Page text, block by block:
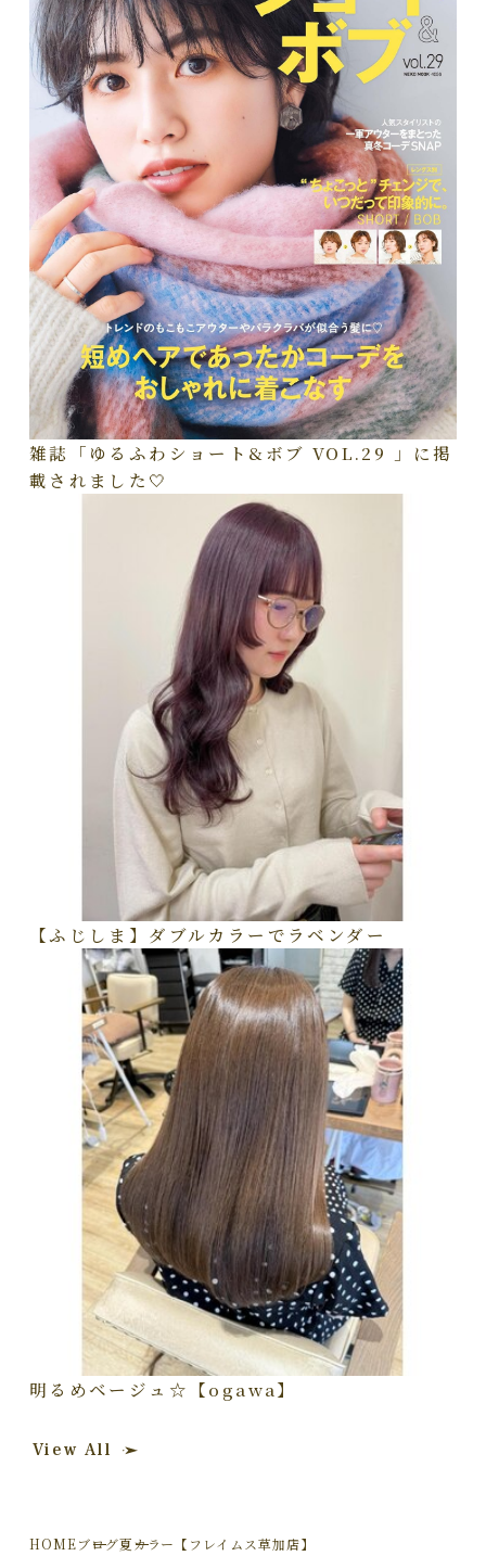
雑誌「ゆるふわショート&ボブ VOL.29 」に掲
載されました🤍
【ふじしま】ダブルカラーでラベンダー
明るめベージュ☆【ogawa】
View All
HOMEブログ夏カラー【フレイムス草加店】